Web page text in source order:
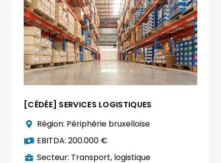
[CÉDÉE] SERVICES LOGISTIQUES
Région: Périphérie bruxelloise
EBITDA:200.000 €
Secteur: Transport, logistique